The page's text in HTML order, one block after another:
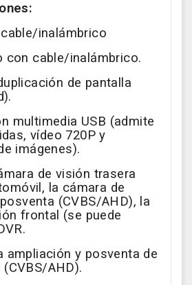
inalámbrico
con cable/inalámbrico.
de pantalla
multimedia USB (admite
vídeo 720P y
imágenes).
de visión trasera
la cámara de
(CVBS/AHD), la
frontal (se puede
ampliación y posventa de
AHD).